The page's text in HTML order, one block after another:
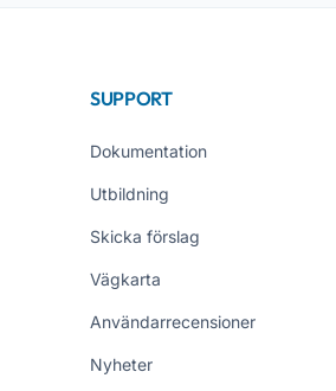
SUPPORT
Dokumentation
Utbildning
Skicka förslag
Vägkarta
Användarrecensioner
Nyheter